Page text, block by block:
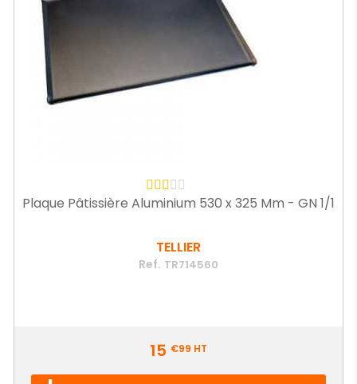
Plaque Pâtissière Aluminium 530 x 325 Mm - GN 1/1
TELLIER
Ref. TR714560
15 €99 HT